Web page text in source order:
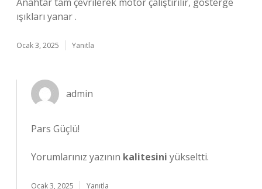
ışıkları yanar .
Ocak 3, 2025 Yanıtla
admin
Pars Güçlü!
Yorumlarınız yazının kalitesini yükseltti.
Ocak 3, 2025 Yanıtla